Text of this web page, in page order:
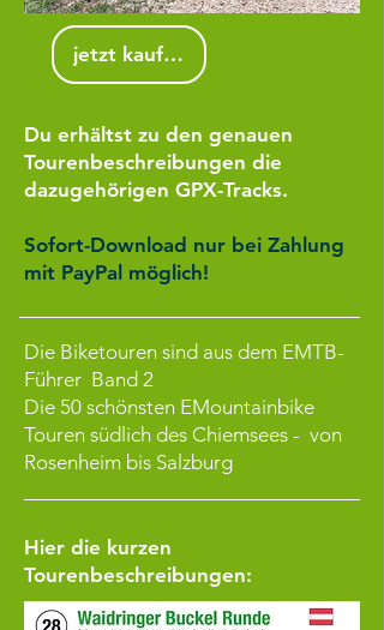
jetzt kaufen
Du erhältst zu den genauen
Tourenbeschreibungen die
dazugehörigen GPX-Tracks.
Sofort-Download nur bei Zahlung
mit PayPal möglich!
Die Biketouren sind aus dem EMTB-
Führer Band 2
Die 50 schönsten EMountainbike
Touren südlich des Chiemsees - von
Rosenheim bis Salzburg
Hier die kurzen
Tourenbeschreibungen: